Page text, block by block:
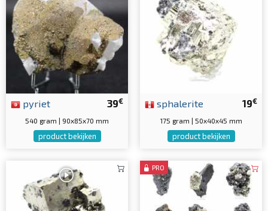
39€
pyriet
540 gram | 90x85x70 mm
product bekijken
19€
sphalerite
175 gram | 50x40x45 mm
product bekijken
PRO